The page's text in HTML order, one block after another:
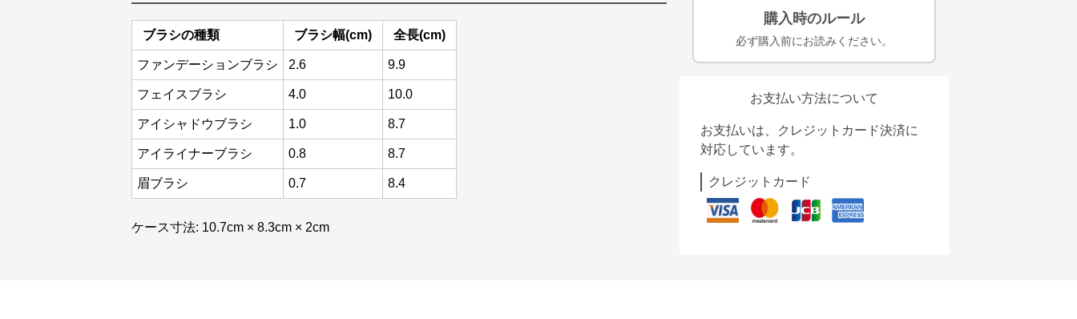
ブラシの種類 ブラシ幅(cm) 全長(cm)
ファンデーションブラシ 2.6 9.9
フェイスブラシ 4.0 10.0
アイシャドウブラシ 1.0 8.7
アイライナーブラシ 0.8 8.7
眉ブラシ 0.7 8.4
ケース寸法: 10.7cm × 8.3cm × 2cm
購入時のルール
必ず購入前にお読みください。
お支払い方法について
お支払いは、クレジットカード決済に
対応しています。
クレジットカード